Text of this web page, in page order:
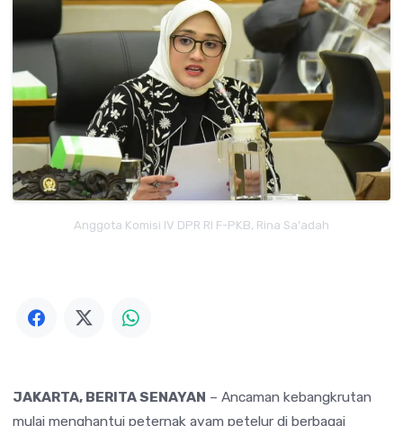
Anggota Komisi IV DPR RI F-PKB, Rina Sa'adah
JAKARTA, BERITA SENAYAN – Ancaman kebangkrutan
mulai menghantui peternak ayam petelur di berbagai